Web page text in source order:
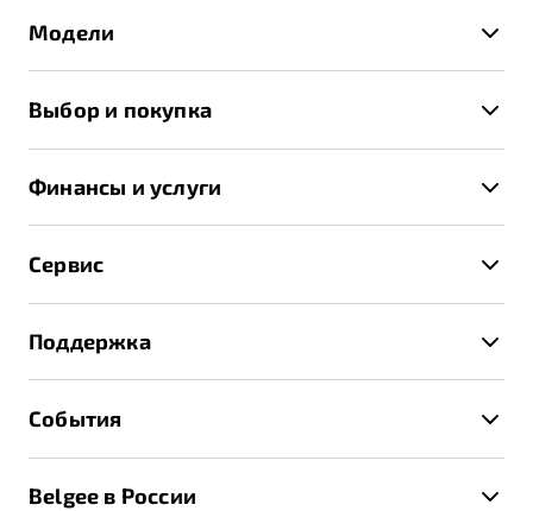
Модели
X70
Выбор и покупка
Записаться на тест-драйв
Получить предложение
Финансы и услуги
Страхование
Расчет КАСКО
Сервис
Техническое обслуживание
Калькулятор ТО
Поддержка
Помощь на дорогах
События
Belgee в России